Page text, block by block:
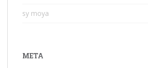
sy moya
META